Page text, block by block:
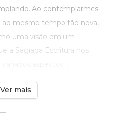
Ao contemplarmos
ao mesmo tempo tão nova,
uma visão em um
a Sagrada Escritura nos
Ver mais